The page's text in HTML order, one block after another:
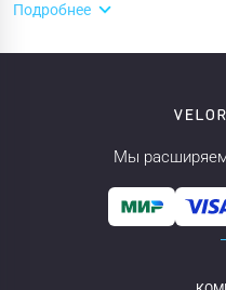
Подробнее
Мы